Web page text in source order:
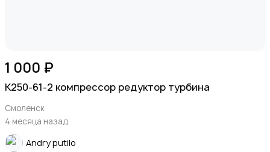
1 000 ₽
К250-61-2 компрессор редуктор турбина
Смоленск
4 месяца назад
Andry putilo